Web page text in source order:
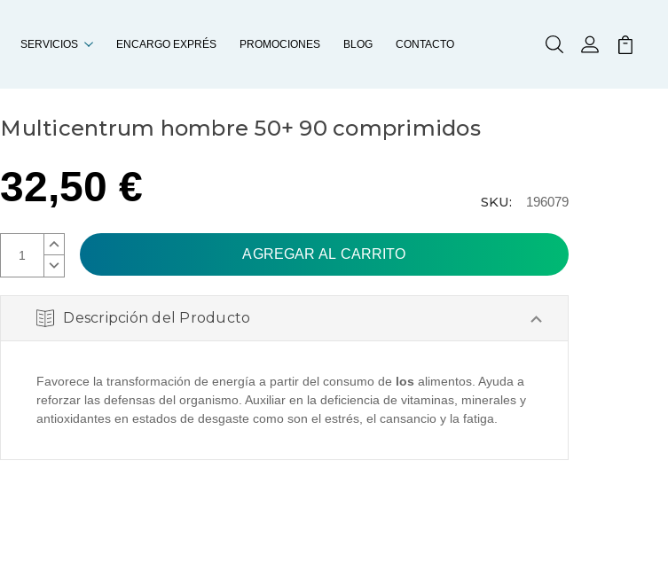
SERVICIOS ENCARGO EXPRÉS PROMOCIONES BLOG CONTACTO BuscarMi Cuenta
Mi
Multicentrum hombre 50+ 90 comprimidos
32,50 €
AUMENTAR
CANTIDAD:
DISMINUIR
CANTIDAD:
SKU: 196079
Descripción del Producto
Favorece la transformación de energía a partir del consumo de los alimentos. Ayuda a
reforzar las defensas del organismo. Auxiliar en la deficiencia de vitaminas, minerales y
antioxidantes en estados de desgaste como son el estrés, el cansancio y la fatiga.